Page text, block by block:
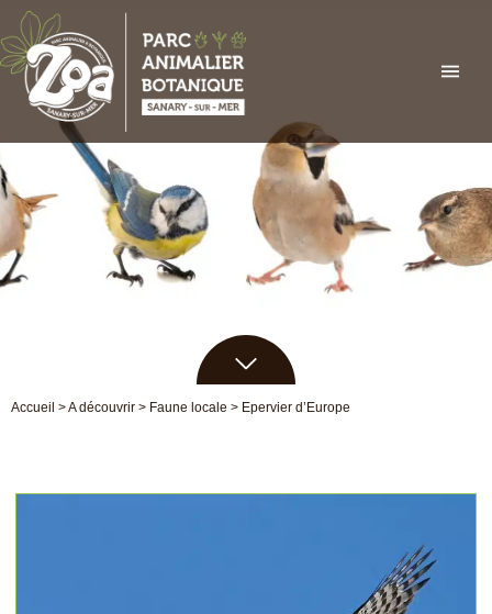
Aller
au
contenu
Accueil >A découvrir > Faune locale > Epervier d’Europe